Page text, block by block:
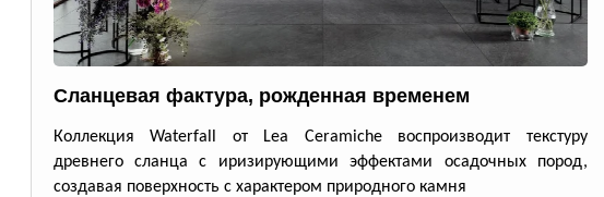
Сланцевая фактура, рожденная временем
Коллекция Waterfall от Lea Ceramiche воспроизводит текстуру
древнего сланца с иризирующими эффектами осадочных пород,
создавая поверхность с характером природного камня